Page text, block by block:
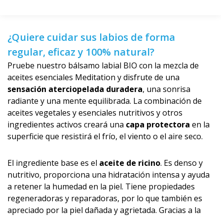
¿Quiere cuidar sus labios de forma
regular, eficaz y 100% natural?
Pruebe nuestro bálsamo labial BIO con la mezcla de
aceites esenciales Meditation y disfrute de una
sensación aterciopelada duradera, una sonrisa
radiante y una mente equilibrada. La combinación de
aceites vegetales y esenciales nutritivos y otros
ingredientes activos creará una capa protectora en la
superficie que resistirá el frío, el viento o el aire seco.
El ingrediente base es el aceite de ricino. Es denso y
nutritivo, proporciona una hidratación intensa y ayuda
a retener la humedad en la piel. Tiene propiedades
regeneradoras y reparadoras, por lo que también es
apreciado por la piel dañada y agrietada. Gracias a la